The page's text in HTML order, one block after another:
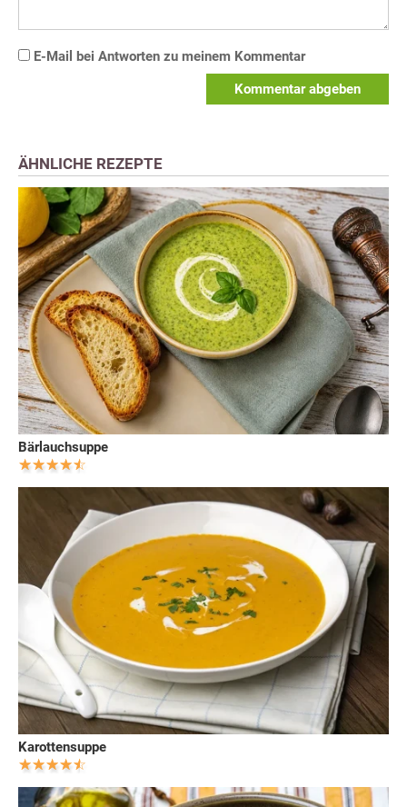
E-Mail bei Antworten zu meinem Kommentar
Kommentar abgeben
ÄHNLICHE REZEPTE
Bärlauchsuppe
Karottensuppe